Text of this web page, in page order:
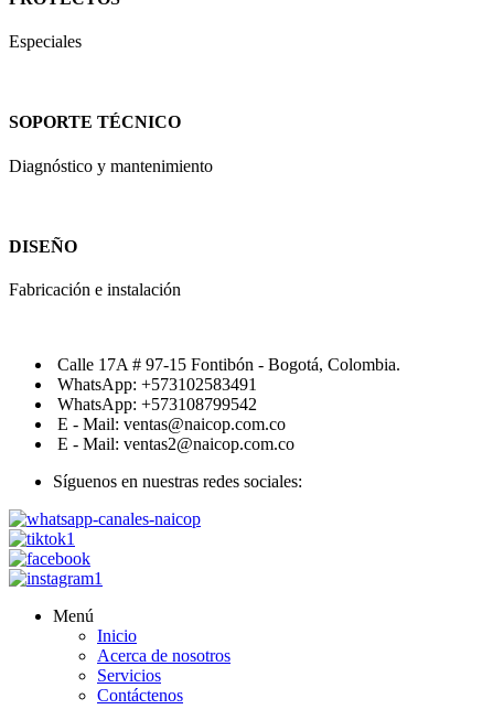
Especiales
SOPORTE TÉCNICO
Diagnóstico y mantenimiento
DISEÑO
Fabricación e instalación
Calle 17A # 97-15 Fontibón - Bogotá, Colombia.
WhatsApp: +573102583491
WhatsApp: +573108799542
E - Mail: ventas@naicop.com.co
E - Mail: ventas2@naicop.com.co
Síguenos en nuestras redes sociales:
Menú
Inicio
Acerca de nosotros
Servicios
Contáctenos